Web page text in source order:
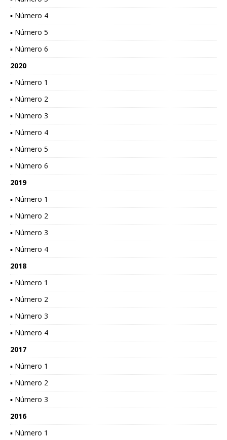
▪ Número 4
▪ Número 5
▪ Número 6
2020
▪ Número 1
▪ Número 2
▪ Número 3
▪ Número 4
▪ Número 5
▪ Número 6
2019
▪ Número 1
▪ Número 2
▪ Número 3
▪ Número 4
2018
▪ Número 1
▪ Número 2
▪ Número 3
▪ Número 4
2017
▪ Número 1
▪ Número 2
▪ Número 3
2016
▪ Número 1